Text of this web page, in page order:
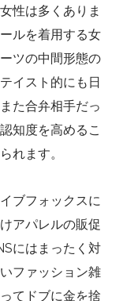
性は多くありま
ルを着用する女
ツの中間形態の
イスト的にも日
た合弁相手だっ
知度を高めるこ
れます。
ブフォックスに
アパレルの販促
にはまったく対
ファッション雑
てドブに金を捨